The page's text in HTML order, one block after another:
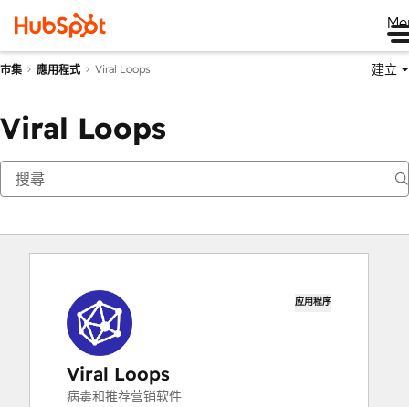
市集 應用程式 Viral Loops 建立
Viral Loops
应用程序
Viral Loops
病毒和推荐营销软件